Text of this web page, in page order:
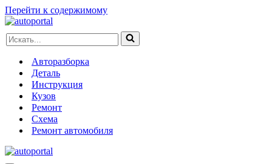
Перейти к содержимому
Искать...
Авторазборка
Деталь
Инструкция
Кузов
Ремонт
Схема
Ремонт автомобиля